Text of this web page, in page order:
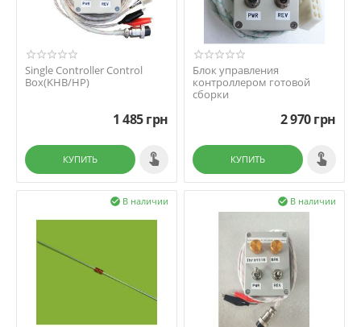
Single Controller Control
Box(KHB/HP)
1 485грн
КУПИТЬ
Блок управления
контроллером готовой
сборки
2 970грн
КУПИТЬ
В наличии
 В наличии
